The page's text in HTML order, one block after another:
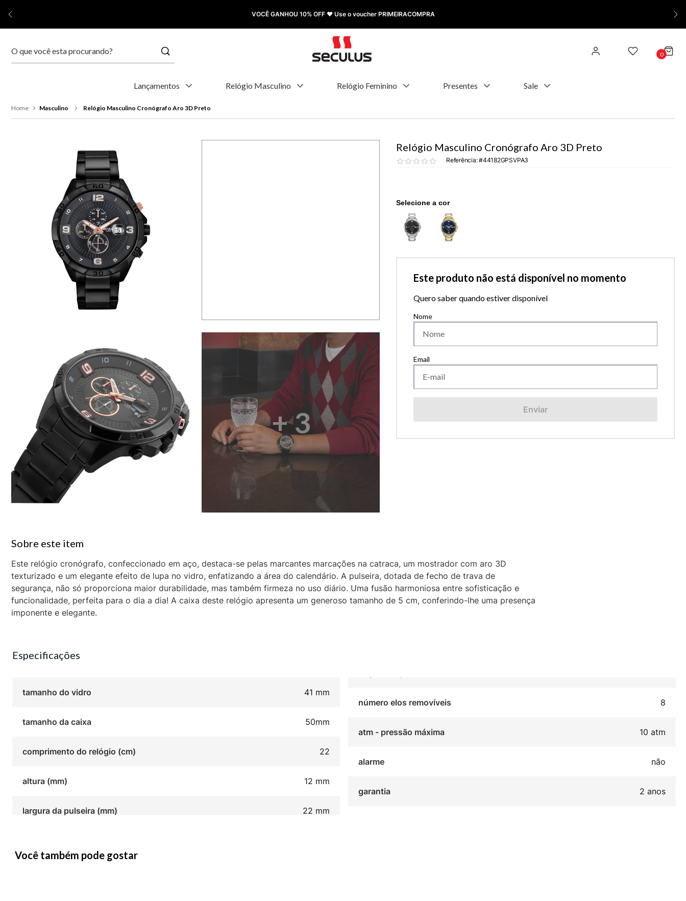
VOCÊ GANHOU 10% OFF ❤️ Use o voucher PRIMEIRACOMPRA
0
Lançamentos Relógio Masculino Relógio Feminino Presentes Sale
Masculino Relógio Masculino Cronógrafo Aro 3D Preto
+3
Relógio Masculino Cronógrafo Aro 3D Preto
Referência: 44182GPSVPA3
Este produto não está disponível no momento
Quero saber quando estiver disponível
Enviar
Este relógio cronógrafo, confeccionado em aço, destaca-se pelas marcantes marcações na catraca, um mostrador com aro 3D
texturizado e um elegante efeito de lupa no vidro, enfatizando a área do calendário. A pulseira, dotada de fecho de trava de
segurança, não só proporciona maior durabilidade, mas também firmeza no uso diário. Uma fusão harmoniosa entre sofisticação e
funcionalidade, perfeita para o dia a dia! A caixa deste relógio apresenta um generoso tamanho de 5 cm, conferindo-lhe uma presença
imponente e elegante.
Especificações
tamanho do vidro 41 mm
tamanho da caixa 50mm
comprimento do relógio (cm) 22
altura (mm) 12 mm
largura da pulseira (mm) 22 mm
número elos removíveis 8
atm - pressão máxima 10 atm
alarme não
garantia 2 anos
Você também pode gostar
1 º relógio feminino
kyoto
automático
dourado
quadrado
cronógrafo
relógio feminino rose